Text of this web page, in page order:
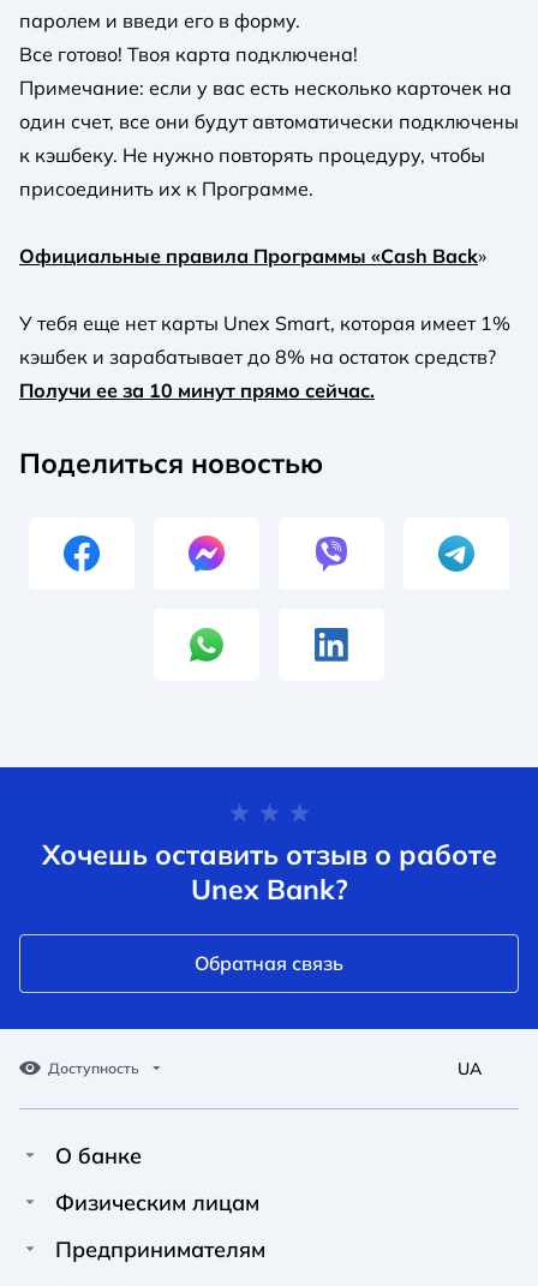
паролем и введи его в форму.
Все готово! Твоя карта подключена!
Примечание: если у вас есть несколько карточек на
один счет, все они будут автоматически подключены
к кэшбеку. Не нужно повторять процедуру, чтобы
присоединить их к Программе.
Официальные правила Программы «Cash Back»
У тебя еще нет карты Unex Smart, которая имеет 1%
кэшбек и зарабатывает до 8% на остаток средств?
Получи ее за 10 минут прямо сейчас.
Поделиться новостью
Хочешь оставить отзыв о работе
Unex Bank?
Обратная связь
Доступность
A A
Обычный
A A
Средний
A A
Большой
UA
О банке
Про Unex Bank
Физическим лицам
Кредиты
Предпринимателям